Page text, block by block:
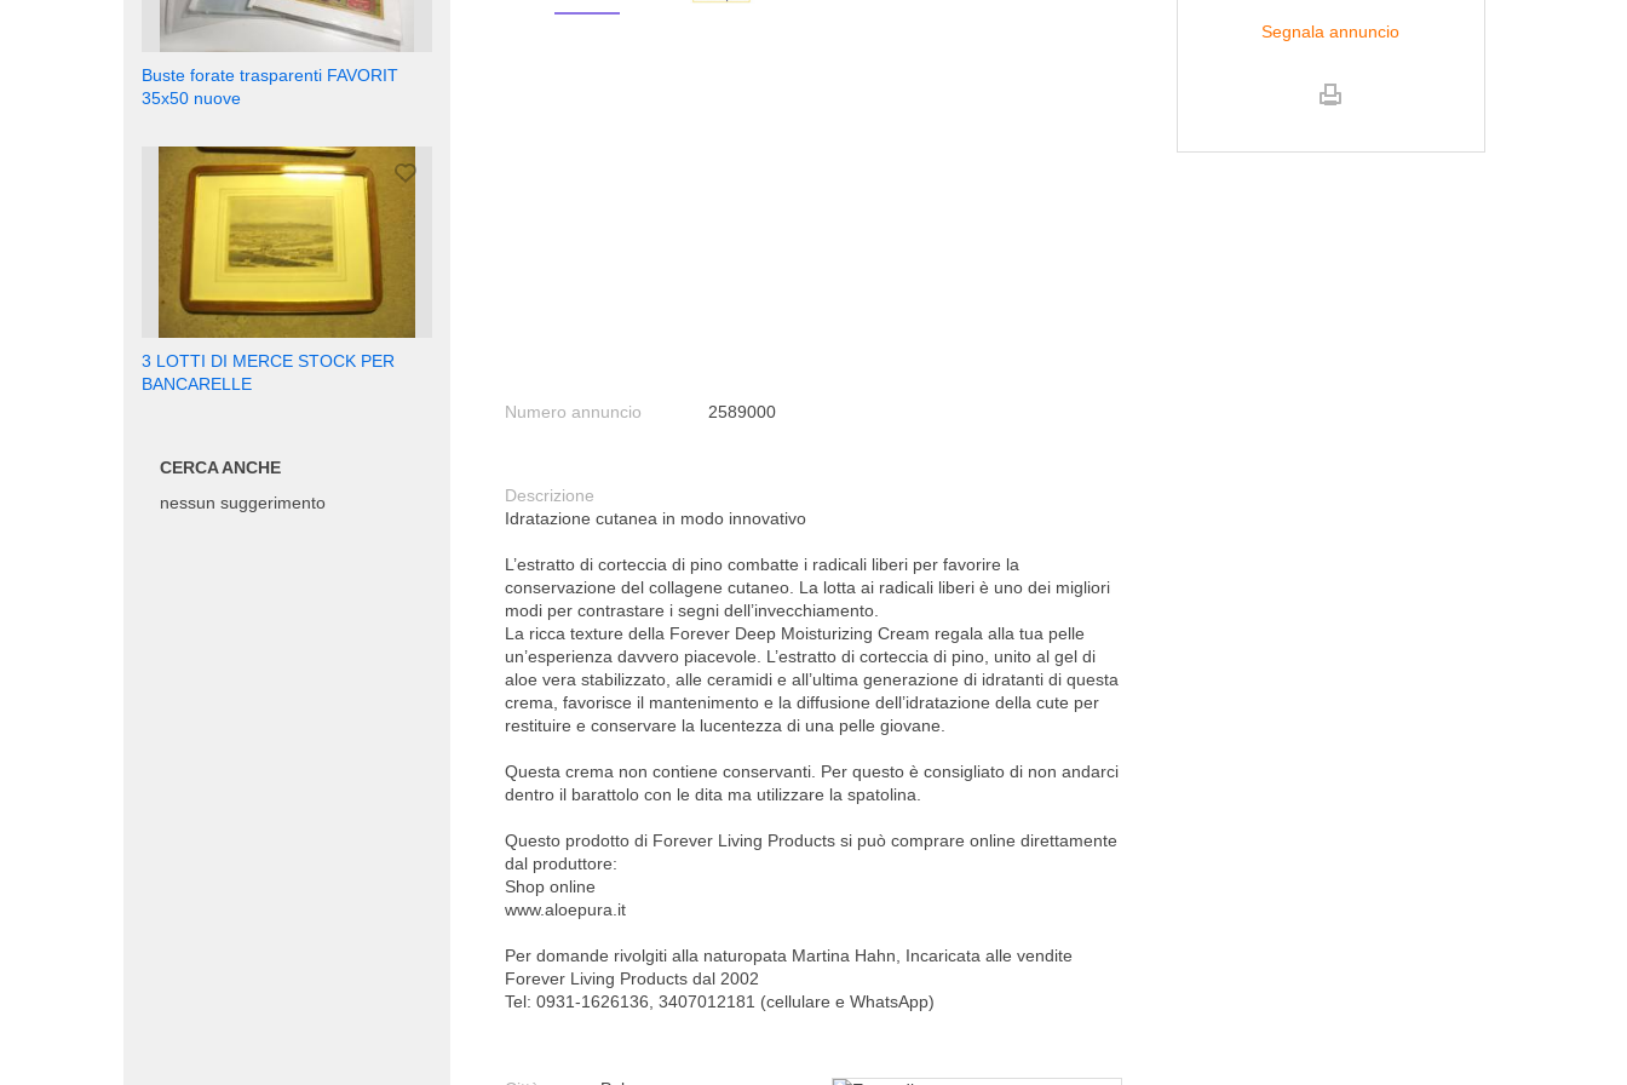
Numero annuncio 2589000
Descrizione
Idratazione cutanea in modo innovativo
L’estratto di corteccia di pino combatte i radicali liberi per favorire la
conservazione del collagene cutaneo. La lotta ai radicali liberi è uno dei migliori
modi per contrastare i segni dell’invecchiamento.
La ricca texture della Forever Deep Moisturizing Cream regala alla tua pelle
un’esperienza davvero piacevole. L’estratto di corteccia di pino, unito al gel di
aloe vera stabilizzato, alle ceramidi e all’ultima generazione di idratanti di questa
crema, favorisce il mantenimento e la diffusione dell’idratazione della cute per
restituire e conservare la lucentezza di una pelle giovane.
Questa crema non contiene conservanti. Per questo è consigliato di non andarci
dentro il barattolo con le dita ma utilizzare la spatolina.
Questo prodotto di Forever Living Products si può comprare online direttamente
dal produttore:
Shop online
www.aloepura.it
Per domande rivolgiti alla naturopata Martina Hahn, Incaricata alle vendite
Forever Living Products dal 2002
Tel: 0931-1626136, 3407012181 (cellulare e WhatsApp)
Segnala annuncio
Buste forate trasparenti FAVORIT
35x50 nuove
3 LOTTI DI MERCE STOCK PER
BANCARELLE
CERCA ANCHE
nessun suggerimento